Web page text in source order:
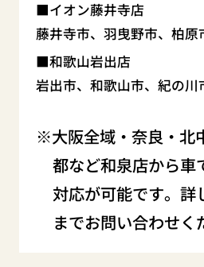
イオン藤井寺店
藤井寺市、羽曳野市、柏
和歌山岩出店
岩出市、和歌山市、紀の川
大阪全域・奈良・北
都など和泉店から車
対応が可能です。詳
までお問い合わせく